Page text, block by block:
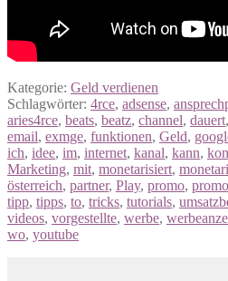
Kategorie: Geld verdienen
Schlagwörter: 4rce, adsense,
aries4rce, beats, beatz, channel, dauert,
email, exmge, funktionen, Geld,
ich, idee, im, internet, kanal, kann,
Marketing, mit, monetarisiert,
österreich, partner, Play, promo,
tipp, tipps, to, tricks, tutorials,
videos, vorgestellte, werbe,
wo, youtube